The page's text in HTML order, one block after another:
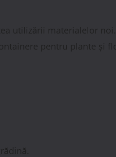
utilizării materialelor noi.
pentru plante și